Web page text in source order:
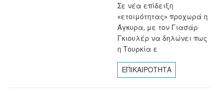
Σε νέα επίδειξη
«ετοιμότητας» προχωρά η
Άγκυρα, με τον Γιασάρ
Γκιουλέρ να δηλώνει πως
η Τουρκία ε
ΕΠΙΚΑΙΡΟΤΗΤΑ